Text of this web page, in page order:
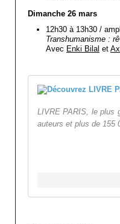
Dimanche 26 mars
12h30 à 13h30 /
Transhumanisme :
Avec Enki Bilal et
LIVRE PARIS, le plus
auteurs et plus de 155